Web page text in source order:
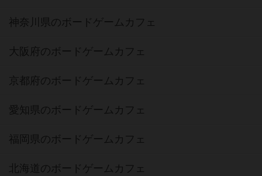
神奈川県のボードゲームカフェ
大阪府のボードゲームカフェ
京都府のボードゲームカフェ
愛知県のボードゲームカフェ
福岡県のボードゲームカフェ
北海道のボードゲームカフェ